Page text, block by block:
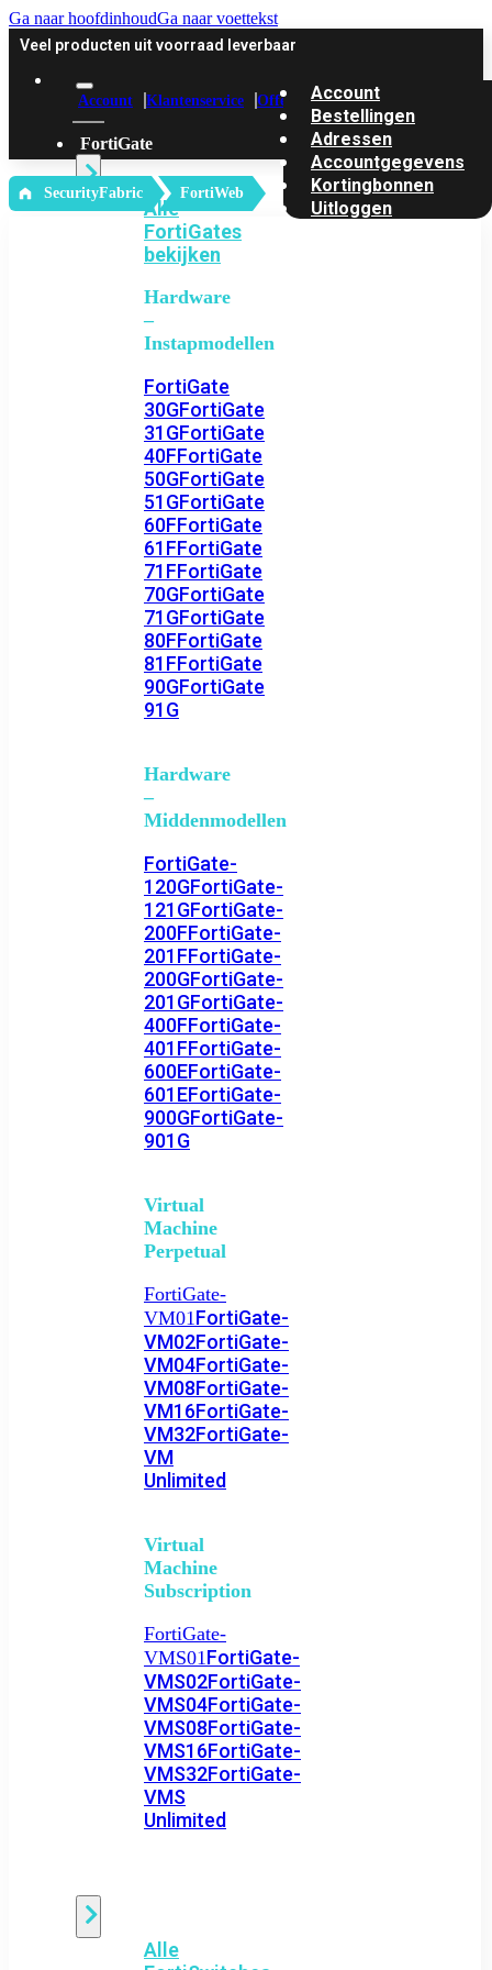
Ga naar hoofdinhoudGa naar voettekst
Veel producten uit voorraad leverbaar
Account Klantenservice Offerte
FortiGate
Alle
FortiGates
bekijken
Hardware
–
Instapmodellen
FortiGate
30GFortiGate
31GFortiGate
40FFortiGate
50GFortiGate
51GFortiGate
60FFortiGate
61FFortiGate
71FFortiGate
70GFortiGate
71GFortiGate
80FFortiGate
81FFortiGate
90GFortiGate
91G
Hardware
–
Middenmodellen
FortiGate-
120GFortiGate-
121GFortiGate-
200FFortiGate-
201FFortiGate-
200GFortiGate-
201GFortiGate-
400FFortiGate-
401FFortiGate-
600EFortiGate-
601EFortiGate-
900GFortiGate-
901G
Virtual
Machine
Perpetual
FortiGate-
VM01FortiGate-
VM02FortiGate-
VM04FortiGate-
VM08FortiGate-
VM16FortiGate-
VM32FortiGate-
VM
Unlimited
Virtual
Machine
Subscription
FortiGate-
VMS01FortiGate-
VMS02FortiGate-
VMS04FortiGate-
VMS08FortiGate-
VMS16FortiGate-
VMS32FortiGate-
VMS
Unlimited
Alle
Account
Bestellingen
Adressen
Accountgegevens
Kortingbonnen
Uitloggen
‎ SecurityFabric FortiWeb